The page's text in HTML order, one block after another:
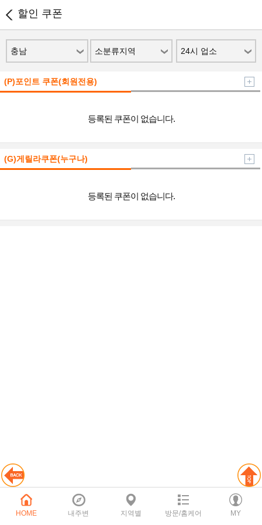
할인 쿠폰
충남 소분류지역 24시 업소
(P)포인트 쿠폰(회원전용)
등록된 쿠폰이 없습니다.
(G)게릴라쿠폰(누구나)
등록된 쿠폰이 없습니다.
HOME 내주변 지역별 방문/홈케어 MY